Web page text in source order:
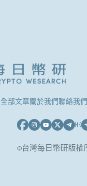
全部文章關於我們聯絡我們
HK
©台灣每日幣研版權